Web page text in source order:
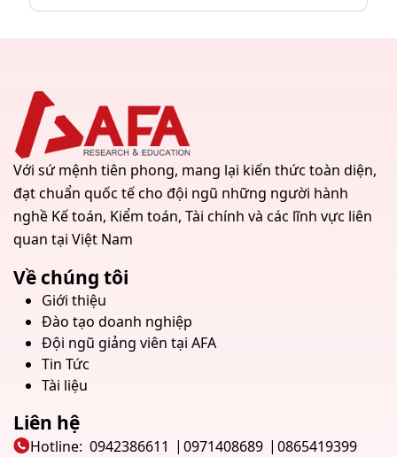
Với sứ mệnh tiên phong, mang lại kiến thức toàn diện,
đạt chuẩn quốc tế cho đội ngũ những người hành
nghề Kế toán, Kiểm toán, Tài chính và các lĩnh vực liên
quan tại Việt Nam
Về chúng tôi
Giới thiệu
Đào tạo doanh nghiệp
Đội ngũ giảng viên tại AFA
Tin Tức
Tài liệu
Liên hệ
Hotline: 0942386611 0971408689
0865419399